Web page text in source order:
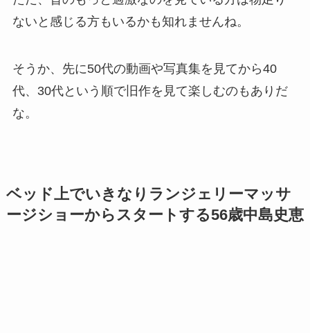
ないと感じる方もいるかも知れませんね。
そうか、先に50代の動画や写真集を見てから40
代、30代という順で旧作を見て楽しむのもありだ
な。
ベッド上でいきなりランジェリーマッサ
ージショーからスタートする56歳中島史恵